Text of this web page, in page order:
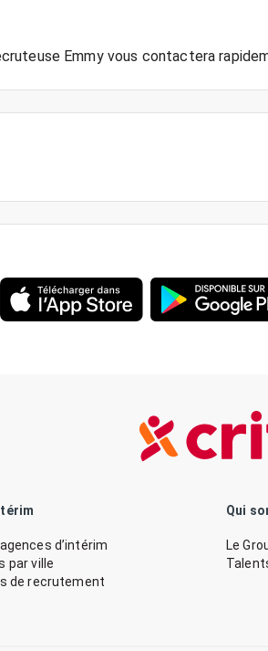
d’intérim
par ville
de recrutement
Qui
Le